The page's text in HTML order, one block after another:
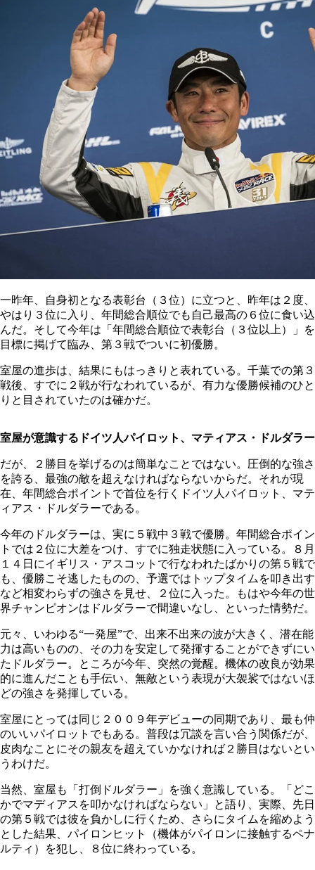
一昨年、自身初となる表彰台（３位）に立つと、昨年は２度、
やはり３位に入り、年間総合順位でも自己最高の６位に食い込
んだ。そして今年は「年間総合順位で表彰台（３位以上）」を
目標に掲げて臨み、第３戦でついに初優勝。
室屋の進歩は、結果にもはっきりと表れている。千葉での第３
戦後、すでに２戦が行なわれているが、有力な優勝候補のひと
りと目されていたのは確かだ。
室屋が意識するドイツ人パイロット、マティアス・ドルダラー
だが、２勝目を挙げるのは簡単なことではない。圧倒的な強さ
を誇る、最強の敵を超えなければならないからだ。それが現
在、年間総合ポイントで首位を行くドイツ人パイロット、マテ
ィアス・ドルダラーである。
今年のドルダラーは、実に５戦中３戦で優勝。年間総合ポイン
トでは２位に大差をつけ、すでに独走状態に入っている。８月
１４日にイギリス・アスコットで行なわれたばかりの第５戦で
も、優勝こそ逃したものの、予選ではトップタイムを叩き出す
など相変わらずの強さを見せ、２位に入った。もはや今年の世
界チャンピオンはドルダラーで間違いなし、といった情勢だ。
元々、いわゆる“一発屋”で、出来不出来の波が大きく、潜在能
力は高いものの、その力を安定して発揮することができずにい
たドルダラー。ところが今年、突然の覚醒。機体の改良が効果
的に進んだことも手伝い、無敵という表現が大袈裟ではないほ
どの強さを発揮している。
室屋にとっては同じ２００９年デビューの同期であり、最も仲
のいいパイロットでもある。普段は冗談を言い合う関係だが、
皮肉なことにその親友を超えていかなければ２勝目はないとい
うわけだ。
当然、室屋も「打倒ドルダラー」を強く意識している。「どこ
かでマディアスを叩かなければならない」と語り、実際、先日
の第５戦では彼を負かしに行くため、さらにタイムを縮めよう
とした結果、パイロンヒット（機体がパイロンに接触するペナ
ルティ）を犯し、８位に終わっている。